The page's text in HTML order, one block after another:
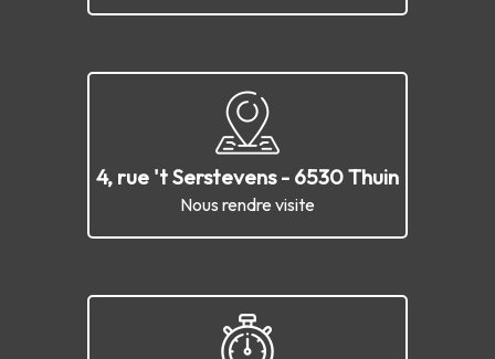
4, rue 't Serstevens - 6530 Thuin
Nous rendre visite